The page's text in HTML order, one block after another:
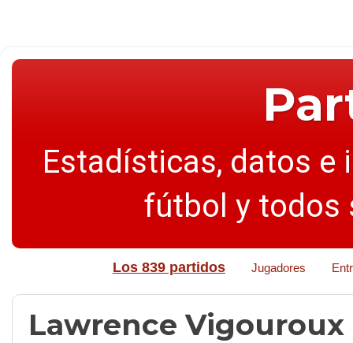
Estadísticas, datos e
fútbol y todos
Los 839 partidos Jugadores
Lawrence Vigouroux